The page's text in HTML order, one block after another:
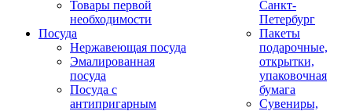
Товары первой
необходимости
Посуда
Нержавеющая посуда
Эмалированная
посуда
Посуда с
антипригарным
Санкт-
Петербург
Пакеты
подарочные,
открытки,
упаковочная
бумага
Сувениры,